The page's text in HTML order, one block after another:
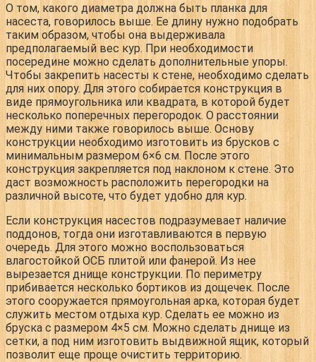
О том, какого диаметра должна быть планка для
насеста, говорилось выше. Ее длину нужно подобрать
таким образом, чтобы она выдерживала
предполагаемый вес кур. При необходимости
посередине можно сделать дополнительные упоры.
Чтобы закрепить насесты к стене, необходимо сделать
для них опору. Для этого собирается конструкция в
виде прямоугольника или квадрата, в которой будет
несколько поперечных перегородок. О расстоянии
между ними также говорилось выше. Основу
конструкции необходимо изготовить из брусков с
минимальным размером 6×6 см. После этого
конструкция закрепляется под наклоном к стене. Это
даст возможность расположить перегородки на
различной высоте, что будет удобно для кур.
Если конструкция насестов подразумевает наличие
поддонов, тогда они изготавливаются в первую
очередь. Для этого можно воспользоваться
влагостойкой ОСБ плитой или фанерой. Из нее
вырезается днище конструкции. По периметру
прибивается несколько бортиков из дощечек. После
этого сооружается прямоугольная арка, которая будет
служить местом отдыха кур. Сделать ее можно из
бруска с размером 4×5 см. Можно сделать днище из
сетки, а под ним изготовить выдвижной ящик, который
позволит еще проще очистить территорию.